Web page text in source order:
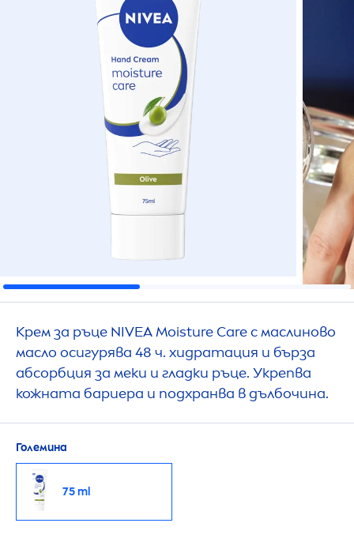
Крем за ръце NIVEAMoisture Careс маслиново
масло осигурява 48 ч. хидратация и бърза
абсорбция за меки и гладки ръце. Укрепва
кожната бариера и подхранва в дълбочина.
Големина
75 ml